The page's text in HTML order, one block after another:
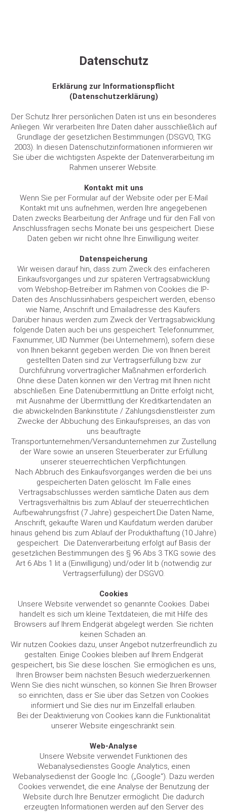
Datenschutz
Erklärung zur Informationspflicht
(Datenschutzerklärung)
Der Schutz Ihrer persönlichen Daten ist uns ein besonderes
Anliegen. Wir verarbeiten Ihre Daten daher ausschließlich auf
Grundlage der gesetzlichen Bestimmungen (DSGVO, TKG
2003). In diesen Datenschutzinformationen informieren wir
Sie über die wichtigsten Aspekte der Datenverarbeitung im
Rahmen unserer Website.
Kontakt mit uns
Wenn Sie per Formular auf der Website oder per E-Mail
Kontakt mit uns aufnehmen, werden Ihre angegebenen
Daten zwecks Bearbeitung der Anfrage und für den Fall von
Anschlussfragen sechs Monate bei uns gespeichert. Diese
Daten geben wir nicht ohne Ihre Einwilligung weiter.
Datenspeicherung
Wir weisen darauf hin, dass zum Zweck des einfacheren
Einkaufsvorganges und zur späteren Vertragsabwicklung
vom Webshop-Betreiber im Rahmen von Cookies die IP-
Daten des Anschlussinhabers gespeichert werden, ebenso
wie Name, Anschrift und Emailadresse des Käufers.
Darüber hinaus werden zum Zweck der Vertragsabwicklung
folgende Daten auch bei uns gespeichert: Telefonnummer,
Faxnummer, UID Nummer (bei Unternehmern), sofern diese
von Ihnen bekannt gegeben werden. Die von Ihnen bereit
gestellten Daten sind zur Vertragserfüllung bzw. zur
Durchführung vorvertraglicher Maßnahmen erforderlich.
Ohne diese Daten können wir den Vertrag mit Ihnen nicht
abschließen. Eine Datenübermittlung an Dritte erfolgt nicht,
mit Ausnahme der Übermittlung der Kreditkartendaten an
die abwickelnden Bankinstitute / Zahlungsdienstleister zum
Zwecke der Abbuchung des Einkaufspreises, an das von
uns beauftragte
Transportunternehmen/Versandunternehmen zur Zustellung
der Ware sowie an unseren Steuerberater zur Erfüllung
unserer steuerrechtlichen Verpflichtungen.
Nach Abbruch des Einkaufsvorganges werden die bei uns
gespeicherten Daten gelöscht. Im Falle eines
Vertragsabschlusses werden sämtliche Daten aus dem
Vertragsverhältnis bis zum Ablauf der steuerrechtlichen
Aufbewahrungsfrist (7 Jahre) gespeichert.Die Daten Name,
Anschrift, gekaufte Waren und Kaufdatum werden darüber
hinaus gehend bis zum Ablauf der Produkthaftung (10 Jahre)
gespeichert. Die Datenverarbeitung erfolgt auf Basis der
gesetzlichen Bestimmungen des § 96 Abs 3 TKG sowie des
Art 6 Abs 1 lit a (Einwilligung) und/oder lit b (notwendig zur
Vertragserfüllung) der DSGVO.
Cookies
Unsere Website verwendet so genannte Cookies. Dabei
handelt es sich um kleine Textdateien, die mit Hilfe des
Browsers auf Ihrem Endgerät abgelegt werden. Sie richten
keinen Schaden an.
Wir nutzen Cookies dazu, unser Angebot nutzerfreundlich zu
gestalten. Einige Cookies bleiben auf Ihrem Endgerät
gespeichert, bis Sie diese löschen. Sie ermöglichen es uns,
Ihren Browser beim nächsten Besuch wiederzuerkennen.
Wenn Sie dies nicht wünschen, so können Sie Ihren Browser
so einrichten, dass er Sie über das Setzen von Cookies
informiert und Sie dies nur im Einzelfall erlauben.
Bei der Deaktivierung von Cookies kann die Funktionalität
unserer Website eingeschränkt sein.
Web-Analyse
Unsere Website verwendet Funktionen des
Webanalysedienstes Google Analytics, einen
Webanalysedienst der Google Inc. („Google“). Dazu werden
Cookies verwendet, die eine Analyse der Benutzung der
Website durch Ihre Benutzer ermöglicht. Die dadurch
erzeugten Informationen werden auf den Server des